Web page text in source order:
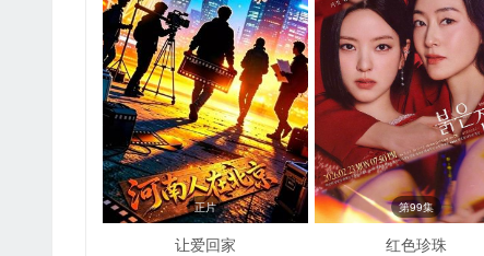
正片
让爱回家
第99集
红色珍珠